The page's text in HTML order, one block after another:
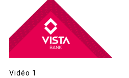
Vidéo 1